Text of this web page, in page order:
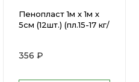
Пенопласт 1м х 1м х
5см (12шт.) (пл.15-17 кг/
356 ₽